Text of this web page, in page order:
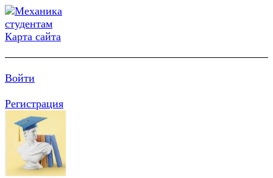
Карта сайта
Войти
Регистрация